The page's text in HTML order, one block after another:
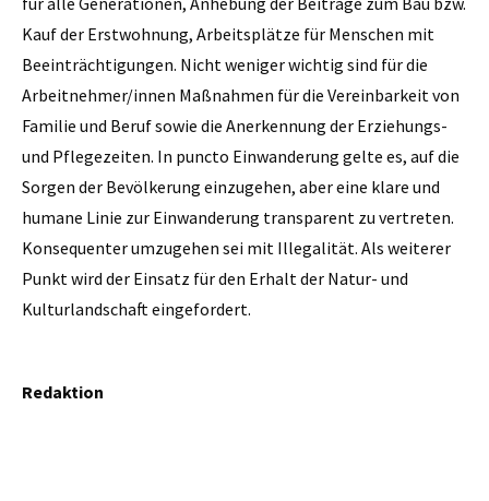
Kauf der Erstwohnung, Arbeitsplätze für Menschen mit
Beeinträchtigungen. Nicht weniger wichtig sind für die
Arbeitnehmer/innen Maßnahmen für die Vereinbarkeit von
Familie und Beruf sowie die Anerkennung der Erziehungs-
und Pflegezeiten. In puncto Einwanderung gelte es, auf die
Sorgen der Bevölkerung einzugehen, aber eine klare und
humane Linie zur Einwanderung transparent zu vertreten.
Konsequenter umzugehen sei mit Illegalität. Als weiterer
Punkt wird der Einsatz für den Erhalt der Natur- und
Kulturlandschaft eingefordert.
Redaktion